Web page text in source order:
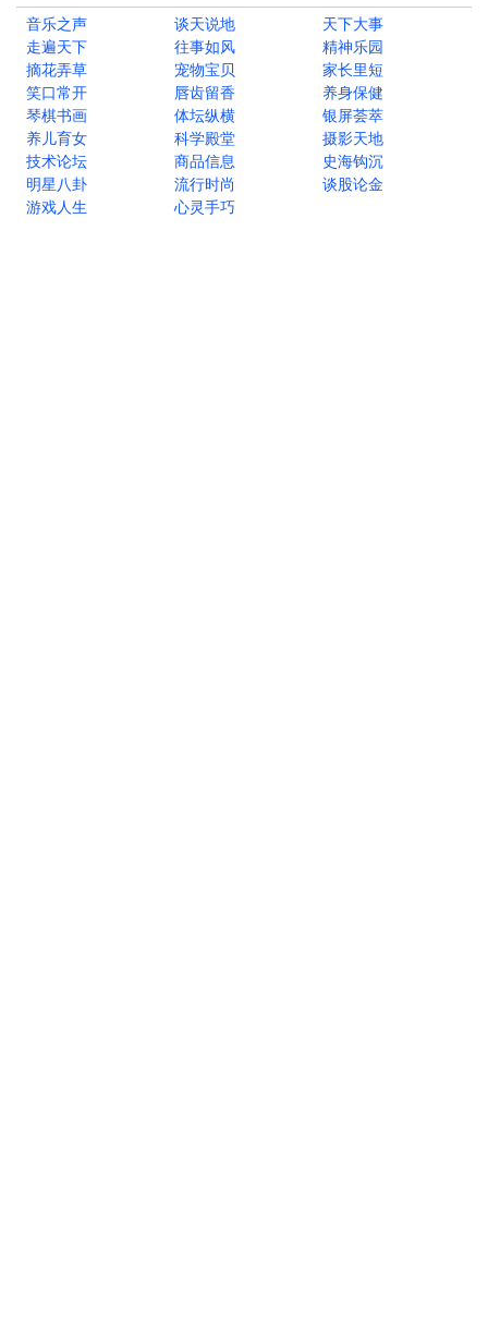
音乐之声
谈天说地
天下大事
走遍天下
往事如风
精神乐园
摘花弄草
宠物宝贝
家长里短
笑口常开
唇齿留香
养身保健
琴棋书画
体坛纵横
银屏荟萃
养儿育女
科学殿堂
摄影天地
技术论坛
商品信息
史海钩沉
明星八卦
流行时尚
谈股论金
游戏人生
心灵手巧